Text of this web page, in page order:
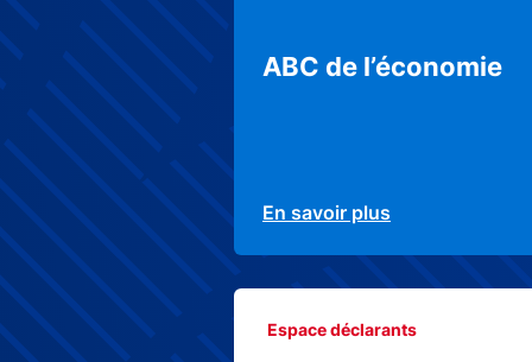
ABC de l’économie
En savoir plus
Espace déclarants